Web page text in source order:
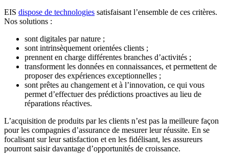
EIS dispose de technologies satisfaisant l’ensemble de ces critères.
Nos solutions :
sont digitales par nature ;
sont intrinsèquement orientées clients ;
prennent en charge différentes branches d’activités ;
transforment les données en connaissances, et permettent de
proposer des expériences exceptionnelles ;
sont prêtes au changement et à l’innovation, ce qui vous
permet d’effectuer des prédictions proactives au lieu de
réparations réactives.
L’acquisition de produits par les clients n’est pas la meilleure façon
pour les compagnies d’assurance de mesurer leur réussite. En se
focalisant sur leur satisfaction et en les fidélisant, les assureurs
pourront saisir davantage d’opportunités de croissance.